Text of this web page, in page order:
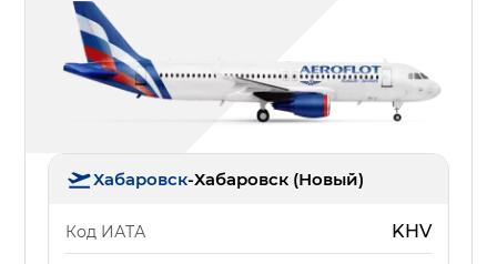
Хабаровск-Хабаровск (Новый)
Код ИАТА KHV